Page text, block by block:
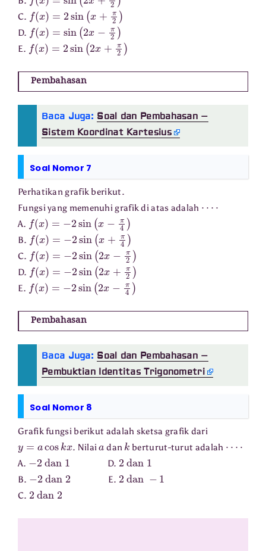
C. f(x )= sin ( x + )
D. f(x )= ( x−π
E. f(x )= sin ( 2 x+ 2)
Pembahasan
Baca Juga: Soal dan Pembahasan –
Sistem Koordinat Kartesius
Soal Nomor 7
Perhatikan grafik berikut.
Fungsi yang memenuhi grafik di atas adalah
A. f(x )= 2sin (x −π
B. f(x )= sin (x +π )
C. f(x )= sin (2 x−π
D. f(x )= sin (2 x+π )
E. f(x )= sin (2 x−π
Pembahasan
Baca Juga: Soal dan Pembahasan –
Pembuktian Identitas Trigonometri
Soal Nomor 8
Grafik fungsi berikut adalah sketsa grafik dari
x . Nilai dan k berturut-turut adalah
A. 2 dan 1 D. 2 dan 1
B. 2 dan 2 E. 2 dan
C. 2 dan 2